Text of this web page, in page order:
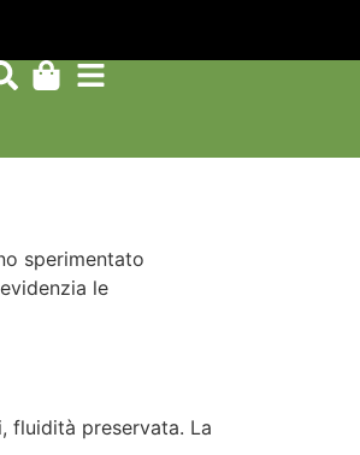
sperimentato
le
fluidità preservata. La